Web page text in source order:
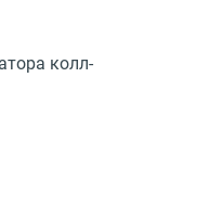
колл-